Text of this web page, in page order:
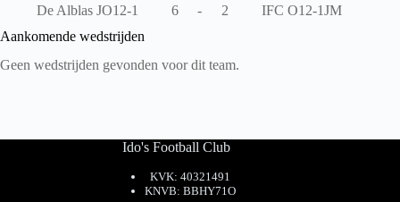
De Alblas JO12-1
6 - 2
IFC O12-1JM
Aankomende wedstrijden
Geen wedstrijden gevonden voor dit team.
Ido's Football Club
KVK: 40321491
KNVB: BBHY71O